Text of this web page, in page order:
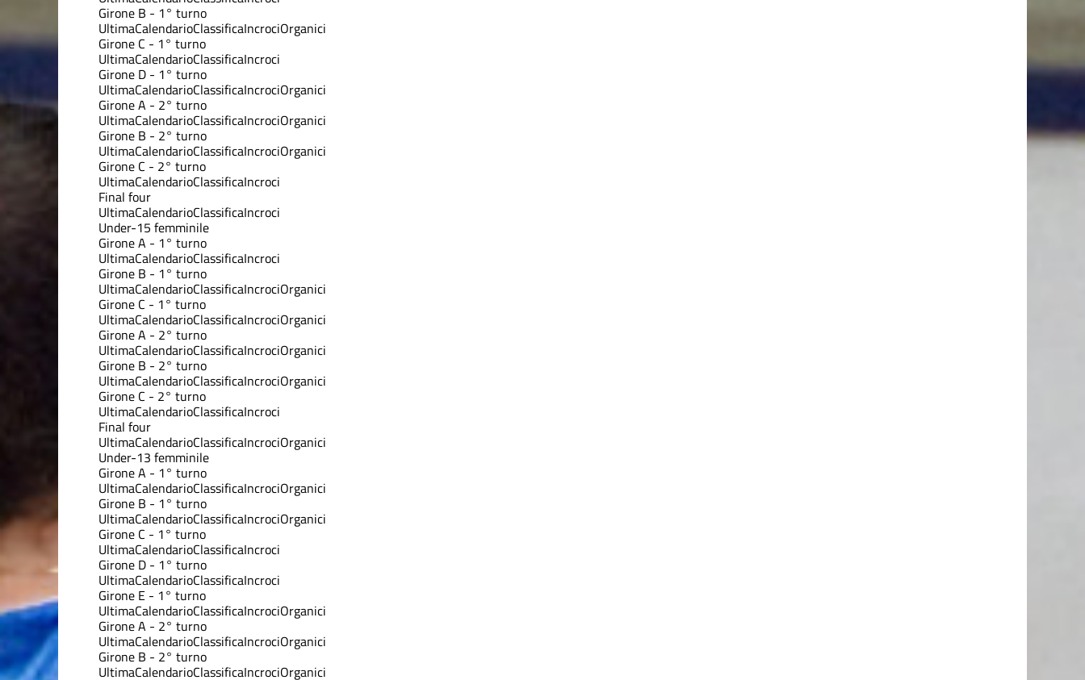
Girone B - 1° turno
UltimaCalendarioClassificaIncrociOrganici
Girone C - 1° turno
UltimaCalendarioClassificaIncroci
Girone D - 1° turno
UltimaCalendarioClassificaIncrociOrganici
Girone A - 2° turno
UltimaCalendarioClassificaIncrociOrganici
Girone B - 2° turno
UltimaCalendarioClassificaIncrociOrganici
Girone C - 2° turno
UltimaCalendarioClassificaIncroci
Final four
UltimaCalendarioClassificaIncroci
Under-15 femminile
Girone A - 1° turno
UltimaCalendarioClassificaIncroci
Girone B - 1° turno
UltimaCalendarioClassificaIncrociOrganici
Girone C - 1° turno
UltimaCalendarioClassificaIncrociOrganici
Girone A - 2° turno
UltimaCalendarioClassificaIncrociOrganici
Girone B - 2° turno
UltimaCalendarioClassificaIncrociOrganici
Girone C - 2° turno
UltimaCalendarioClassificaIncroci
Final four
UltimaCalendarioClassificaIncrociOrganici
Under-13 femminile
Girone A - 1° turno
UltimaCalendarioClassificaIncrociOrganici
Girone B - 1° turno
UltimaCalendarioClassificaIncrociOrganici
Girone C - 1° turno
UltimaCalendarioClassificaIncroci
Girone D - 1° turno
UltimaCalendarioClassificaIncroci
Girone E - 1° turno
UltimaCalendarioClassificaIncrociOrganici
Girone A - 2° turno
UltimaCalendarioClassificaIncrociOrganici
Girone B - 2° turno
UltimaCalendarioClassificaIncrociOrganici